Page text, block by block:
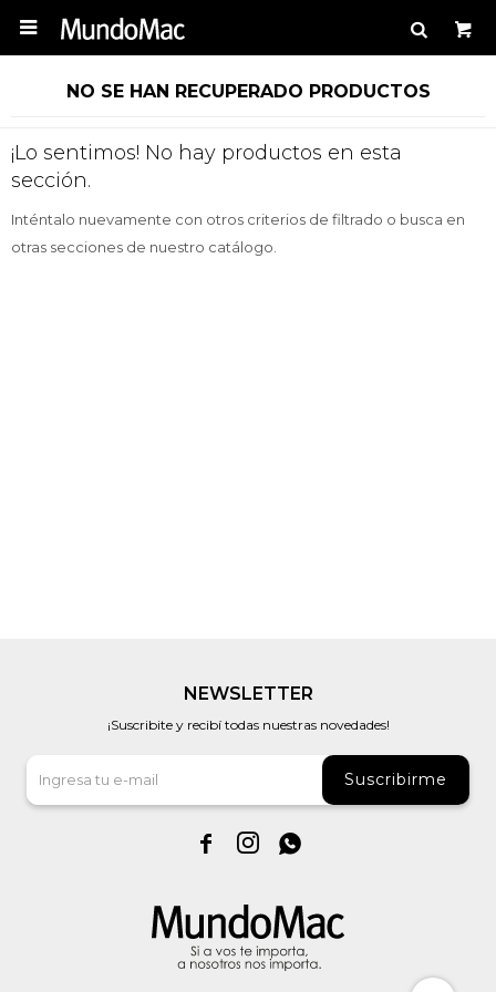

NO SE HAN RECUPERADO PRODUCTOS
¡Lo sentimos! No hay productos en esta
sección.
Inténtalo nuevamente con otros criterios de filtrado o busca en
otras secciones de nuestro catálogo.
NEWSLETTER
¡Suscribite y recibí todas nuestras novedades!
Suscribirme
  